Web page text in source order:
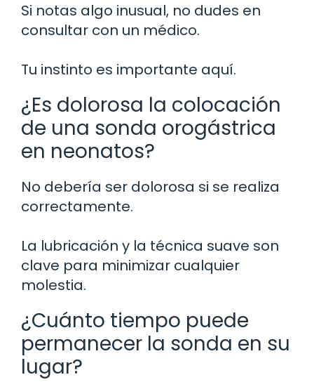
Si notas algo inusual, no dudes en
consultar con un médico.
Tu instinto es importante aquí.
¿Es dolorosa la colocación
de una sonda orogástrica
en neonatos?
No debería ser dolorosa si se realiza
correctamente.
La lubricación y la técnica suave son
clave para minimizar cualquier
molestia.
¿Cuánto tiempo puede
permanecer la sonda en su
lugar?